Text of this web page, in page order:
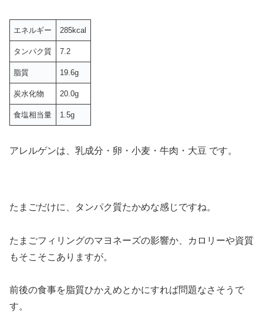
エネルギー 285kcal
タンパク質 7.2
脂質 19.6g
炭水化物 20.0g
食塩相当量 1.5g
アレルゲンは、乳成分・卵・小麦・牛肉・大豆 です。
たまごだけに、タンパク質たかめな感じですね。
たまごフィリングのマヨネーズの影響か、カロリーや資質
もそこそこありますが。
前後の食事を脂質ひかえめとかにすれば問題なさそうで
す。